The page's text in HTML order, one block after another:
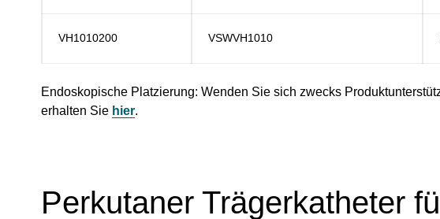
VH1010200 VSWVH1010
Endoskopische Platzierung: Wenden Sie sich zwecks
erhalten Sie hier.
Perkutaner Trägerkatheter